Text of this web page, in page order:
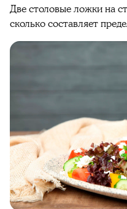
Две столовые ложки на
сколько составляет